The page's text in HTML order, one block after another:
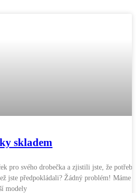
skladem
pro svého drobečka a zjistili jste, že
jste předpokládali? Žádný problém! Máme
modely